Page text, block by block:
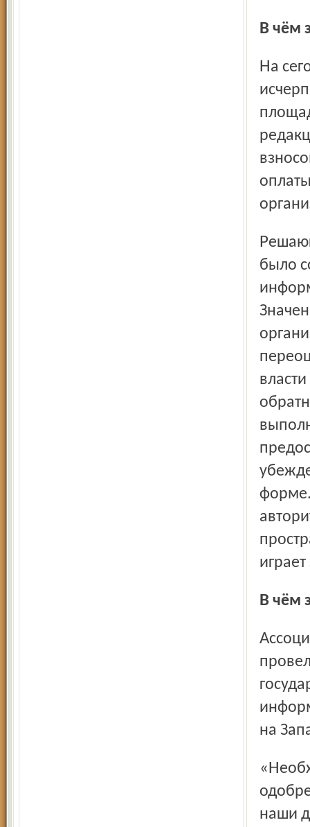
В
На сегодняшний день господдержка «Северного края»
Решающим элементом для выживания ежедневных газет
было
В
Ассоциация распространителей печатной продукции
на
«Необходимость господдержки периодики была
наши